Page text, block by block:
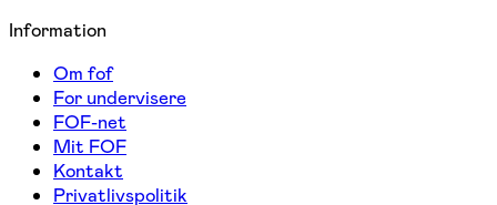
Information
Om fof
For undervisere
FOF-net
Mit FOF
Kontakt
Privatlivspolitik